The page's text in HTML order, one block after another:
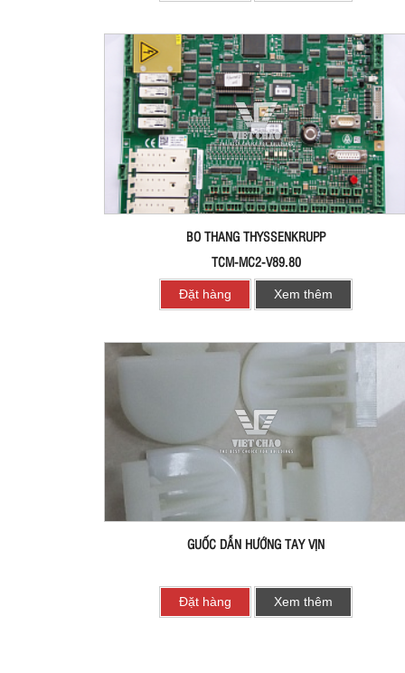
BO THANG THYSSENKRUPP
TCM-MC2-V89.80
Đặt hàng Xem thêm
GUỐC DẪN HƯỚNG TAY VỊN
Đặt hàng Xem thêm